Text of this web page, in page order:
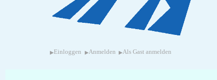
▸ Einloggen ▸Anmelden ▸Als Gast anmelden